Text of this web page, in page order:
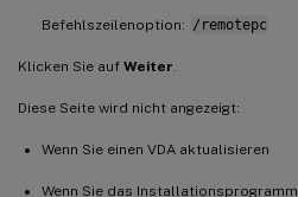
Befehlszeilenoption: /remotepc
Klicken Sie auf Weiter.
Diese Seite wird nicht angezeigt:
Wenn Sie einen VDA aktualisieren
Wenn Sie das Installationsprogramm